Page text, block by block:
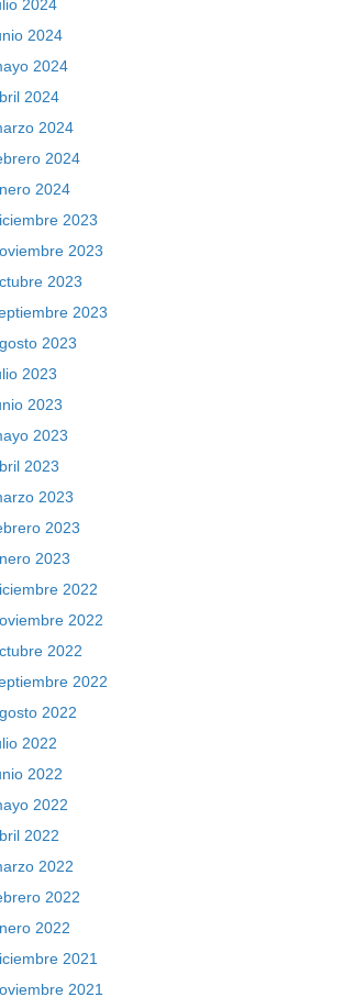
2024
2024
2024
2024
2024
2024
2024
2023
2023
2023
2023
2023
2023
2023
2023
2023
2023
2023
2023
2022
2022
2022
2022
2022
2022
2022
2022
2022
2022
2022
2022
2021
2021